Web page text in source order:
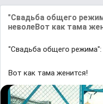
"Свадьба общего
неволеВот как тама
"Свадьба общего режима":
Вот как тама женится!